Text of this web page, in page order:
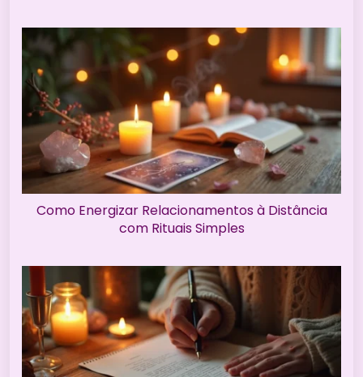
Como Energizar Relacionamentos à Distância
com Rituais Simples